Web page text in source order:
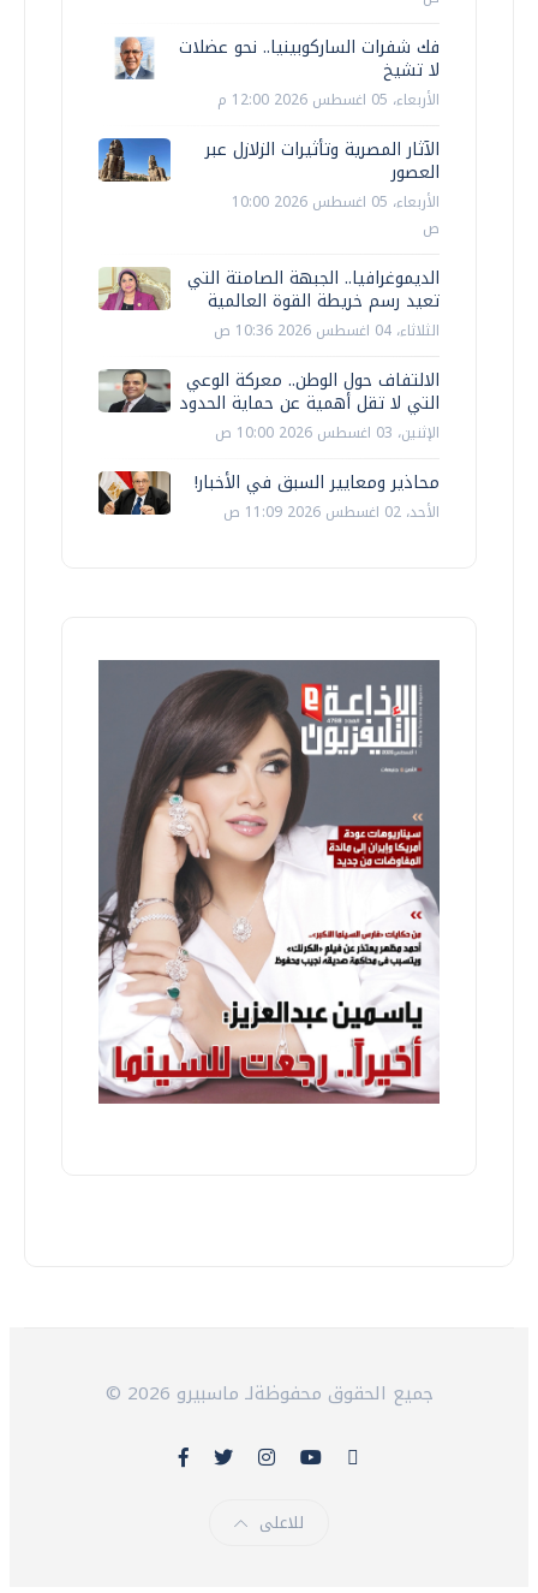
فك شفرات الساركوبينيا.. نحو عضلات
لا تشيخ
الأربعاء، 05 اغسطس 2026 12:00 م
الآثار المصرية وتأثيرات الزلازل عبر
العصور
الأربعاء، 05 اغسطس 2026 10:00
ص
الديموغرافيا.. الجبهة الصامتة التي
تعيد رسم خريطة القوة العالمية
الثلاثاء، 04 اغسطس 2026 10:36 ص
الالتفاف حول الوطن.. معركة الوعي
التي لا تقل أهمية عن حماية الحدود
الإثنين، 03 اغسطس 2026 10:00 ص
محاذير ومعايير السبق في الأخبار!
الأحد، 02 اغسطس 2026 11:09 ص
© 2026 جميع الحقوق محفوظةلـ ماسبيرو
للاعلى